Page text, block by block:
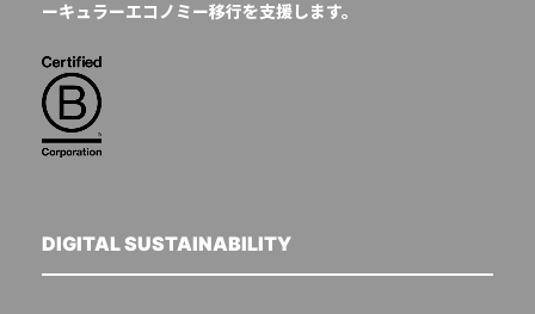
ーキュラーエコノミー移行を支援します。
DIGITAL SUSTAINABILITY